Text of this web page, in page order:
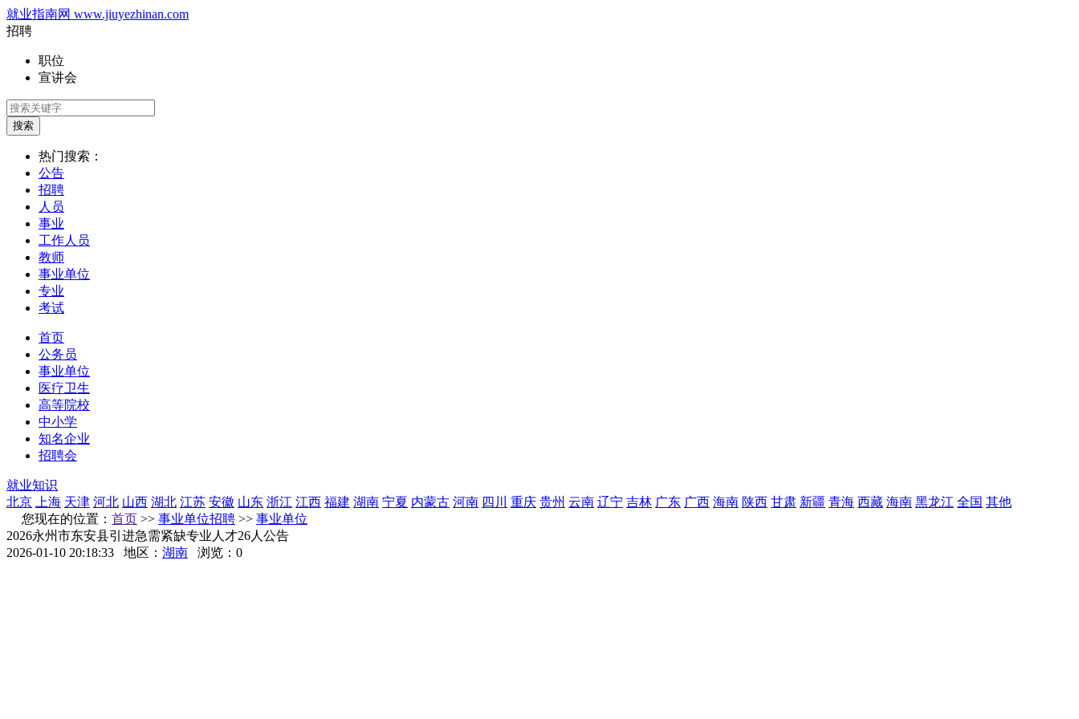
就业指南网 www.jiuyezhinan.com
招聘
职位
宣讲会
搜索
热门搜索：
公告
招聘
人员
事业
工作人员
教师
事业单位
专业
考试
首页
公务员
事业单位
医疗卫生
高等院校
中小学
知名企业
招聘会
就业知识
北京
上海 天津 河北 山西 湖北 江苏 安徽 山东 浙江 江西 福建 湖南 宁夏 内蒙古 河南 四川 重庆 贵州 云南 辽宁 吉林 广东 广西 海南 陕西 甘肃 新疆 青海 西藏 海南 黑龙江 全国 其他
您现在的位置： 首页 >> 事业单位招聘 >> 事业单位
2026永州市东安县引进急需紧缺专业人才26人公告
2026-01-10 20:18:33 地区： 湖南 浏览： 0